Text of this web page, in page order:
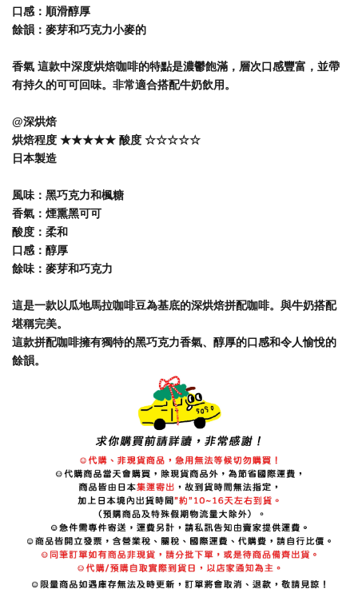
口感：順滑醇厚
餘韻：麥芽和巧克力小麥的
香氣 這款中深度烘焙咖啡的特點是濃鬱飽滿，層次口感豐富，並帶
有持久的可可回味。非常適合搭配牛奶飲用。
@深烘焙
烘焙程度 ★★★★★ 酸度 ☆☆☆☆☆
日本製造
風味：黑巧克力和楓糖
香氣：煙熏黑可可
酸度：柔和
口感：醇厚
餘味：麥芽和巧克力
這是一款以瓜地馬拉咖啡豆為基底的深烘焙拼配咖啡。與牛奶搭配
堪稱完美。
這款拼配咖啡擁有獨特的黑巧克力香氣、醇厚的口感和令人愉悅的
餘韻。